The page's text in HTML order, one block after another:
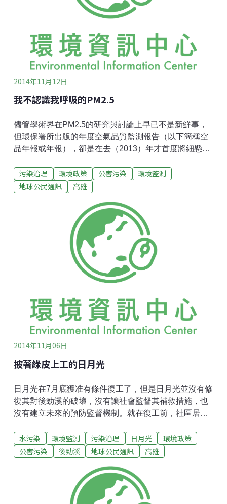
年關廠期限將屆，位在南高雄的小港區中油大林廠早已
逐步擴產，增加日煉量因應，林園區中油石化事業部也
萬噸最高增加為80萬噸。此舉，已造成臨近中油大林廠
2014年11月12日
我不認識我呼吸的PM2.5
儘管學術界在PM2.5的研究與討論上早已不是新鮮事，
但環保署所出版的年度空氣品質監測報告（以下簡稱空
品年報或年報），卻是在去（2013）年才首度將細懸浮
天，台灣的民眾終於有機會透過官方的空品年報窺探我
們呼吸的空氣中含有多少PM2.5，但這樣的資訊公開不
境汙染的NGO工作者，仍無法透過這些資訊，充分瞭解
我所暴露的環境有多少風險，更遑論傳遞訊息給社會。
首先，2013年空品年報所統計的「空品不良站日數比
率」仍未將PM2.5計入，以致於民眾對於這相當低的數
字（1.42%）無所感，無法意識到空氣品質不佳，更可
能誤以為既然「很少不良」，那應該就「經常很好」。
當然，對於住在高雄各大工業區附近，一周有3到4天慘
愕，隨即大笑不已。再者，2013年空品年報中列出
污染治理 環境政策 公害污染
環境監測
地球公民通訊
高雄
2014年11月06日
披著綠皮上工的日月光
日月光在7月底獲准有條件復工了，但是日月光並沒有修
復其對後勁溪的破壞，沒有讓社會監督其補救措施，也
沒有建立未來的預防監督機制。就在復工前，社區居民
大檢驗後，發現重金屬鎘超過放流水標準2.8倍。由於該
排水道只有日月光一家事業廢水及生活污水，且鎘是半
水處理功能不穩定，恐會重演污染事件。日月光回應廢
水中的鎘與他們無關，因為製程沒有使用鎘。然而消息
指出，日月光廢水中確實含鎘，只是濃度多寡而已。要
水污染 環境監測 污染治理 日月光
環境政策
公害污染
後勁溪 地球公民通訊 高雄